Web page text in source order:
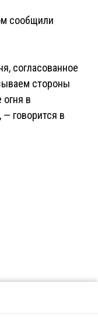
сообщили
согласованное
стороны
в
говорится в